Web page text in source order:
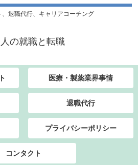
退職代行、キャリアコーチング
の就職と転職
医療・製薬業界事情
退職代行
プライバシーポリシー
コンタクト